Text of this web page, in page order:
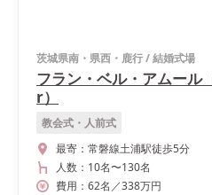
茨城県南・県西・鹿行/結婚式場
フラン・ベル・アムー
r）
教会式・人前式
最寄： 常磐線土浦駅徒歩5分
人数： 10名〜130名
費用： 62名 ／338万円